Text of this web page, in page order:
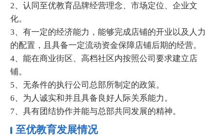
2、认同至优教育品牌经营理念、市场定位、企业文
化。
3、有一定的经济能力，能够完成店铺的开业以及人力
的配置，且具备一定流动资金保障店铺后期的经营。
4、能在商业街区、高档社区内按照公司要求建立店
铺。
5、无条件的执行公司总部所制定的政策。
6、为人诚实和并且具备良好人际关系能力。
7、具有团结协作并能与总部共同发展的精神。
至优教育发展情况